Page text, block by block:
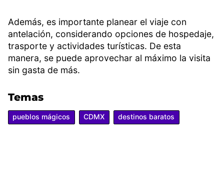
Además, es importante planear el viaje con
antelación, considerando opciones de hospedaje,
trasporte y actividades turísticas. De esta
manera, se puede aprovechar al máximo la visita
sin gasta de más.
Temas
pueblos mágicos CDMX destinos baratos